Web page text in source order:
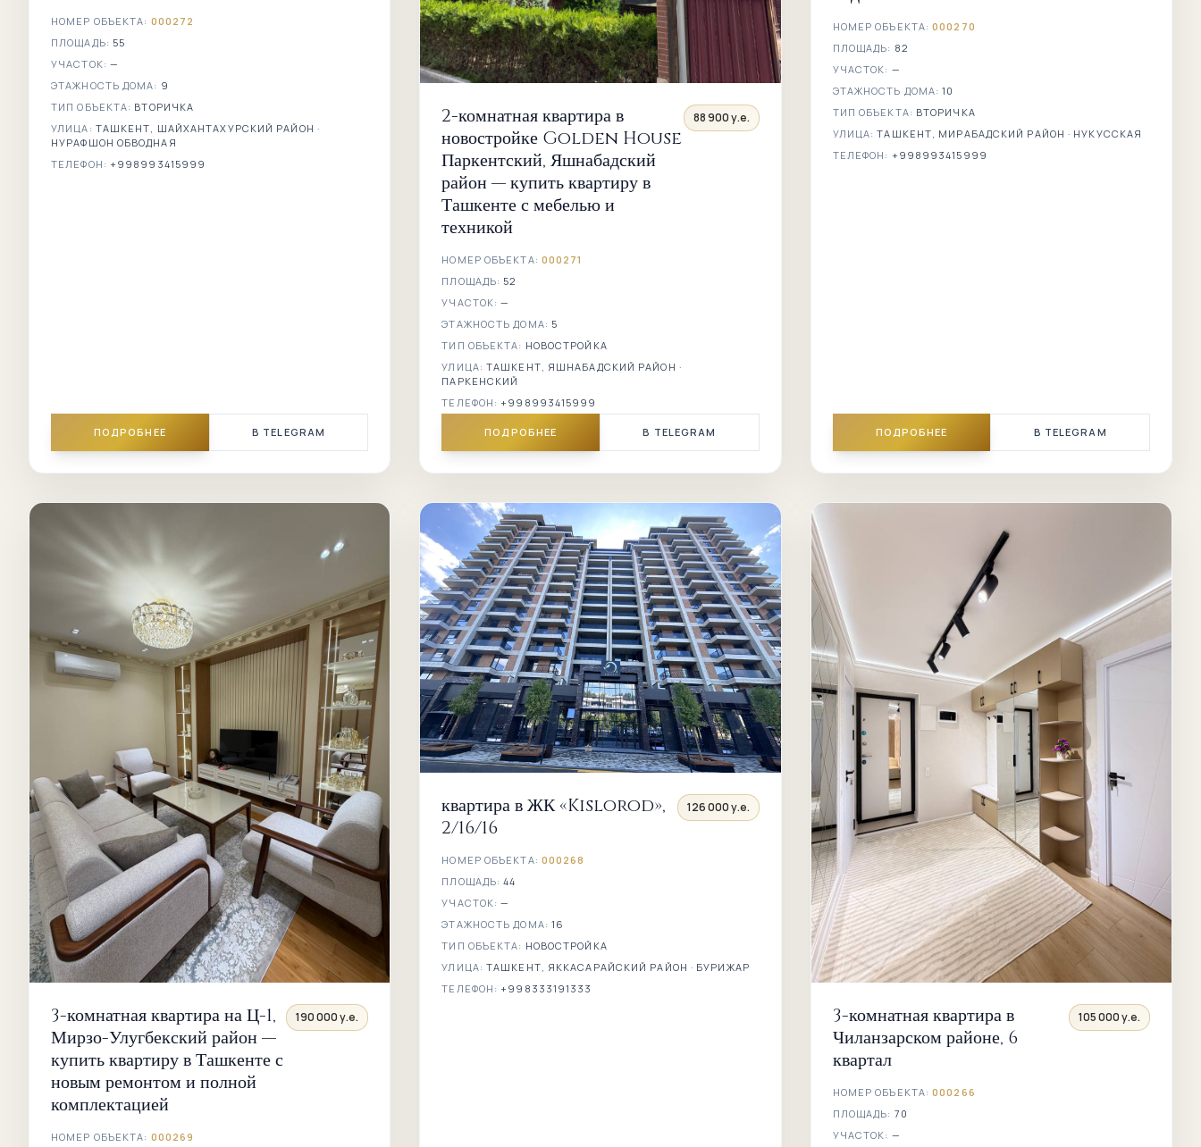
НОМЕР ОБЪЕКТА: 000272
ПЛОЩАДЬ: 55
УЧАСТОК: —
ЭТАЖНОСТЬ ДОМА: 9
ТИП ОБЪЕКТА: ВТОРИЧКА
УЛИЦА: ТАШКЕНТ, ШАЙХАНТАХУРСКИЙ РАЙОН ·
НУРАФШОН ОБВОДНАЯ
ТЕЛЕФОН: +998993415999
ПОДРОБНЕЕ В TELEGRAM
2-комнатная квартира в
новостройке Golden House
Паркентский, Яшнабадский
район — купить квартиру в
Ташкенте с мебелью и
техникой
88 900 у.е.
НОМЕР ОБЪЕКТА: 000271
ПЛОЩАДЬ: 52
УЧАСТОК:—
ЭТАЖНОСТЬ ДОМА: 5
ТИП ОБЪЕКТА: НОВОСТРОЙКА
УЛИЦА:ТАШКЕНТ, ЯШНАБАДСКИЙ РАЙОН ·
ПАРКЕНСКИЙ
ТЕЛЕФОН: +998993415999
ПОДРОБНЕЕ В TELEGRAM
НОМЕР ОБЪЕКТА:000270
ПЛОЩАДЬ: 82
УЧАСТОК: —
ЭТАЖНОСТЬ ДОМА:10
ТИП ОБЪЕКТА: ВТОРИЧКА
УЛИЦА:ТАШКЕНТ, МИРАБАДСКИЙ РАЙОН · НУКУССКАЯ
ТЕЛЕФОН: +998993415999
ПОДРОБНЕЕ В TELEGRAM
3-комнатная квартира на Ц-1,
Мирзо-Улугбекский район —
купить квартиру в Ташкенте с
новым ремонтом и полной
комплектацией
190 000 у.е.
НОМЕР ОБЪЕКТА: 000269
квартира в ЖК «Kislorod»,
2/16/16
126 000 у.е.
НОМЕР ОБЪЕКТА: 000268
ПЛОЩАДЬ:44
УЧАСТОК:—
ЭТАЖНОСТЬ ДОМА: 16
ТИП ОБЪЕКТА: НОВОСТРОЙКА
УЛИЦА:ТАШКЕНТ, ЯККАСАРАЙСКИЙ РАЙОН · БУРИЖАР
ТЕЛЕФОН: +998333191333
3-комнатная квартира в
Чиланзарском районе, 6
квартал
105 000 у.е.
НОМЕР ОБЪЕКТА:000266
ПЛОЩАДЬ: 70
УЧАСТОК: —